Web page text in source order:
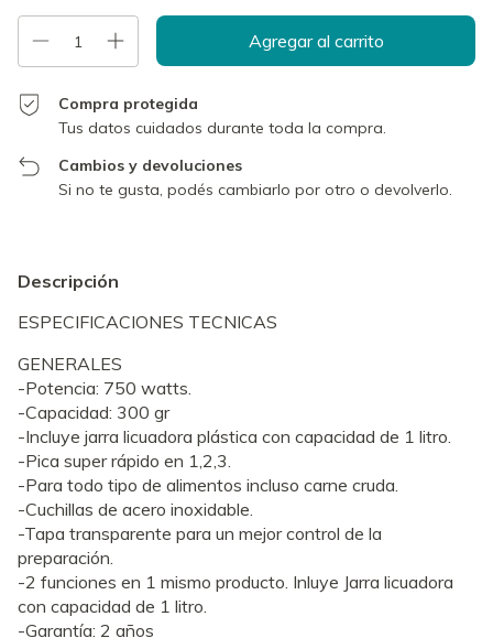
Compra protegida
Tus datos cuidados durante toda la compra.
Cambios y devoluciones
Si no te gusta, podés cambiarlo por otro o devolverlo.
Descripción
ESPECIFICACIONES TECNICAS
GENERALES
-Potencia: 750 watts.
-Capacidad: 300 gr
-Incluye jarra licuadora plástica con capacidad de 1 litro.
-Pica super rápido en 1,2,3.
-Para todo tipo de alimentos incluso carne cruda.
-Cuchillas de acero inoxidable.
-Tapa transparente para un mejor control de la
preparación.
-2 funciones en 1 mismo producto. Inluye Jarra licuadora
con capacidad de 1 litro.
-Garantía: 2 años